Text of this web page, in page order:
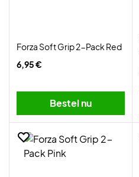
Forza Soft Grip 2-Pack Red
6,95 €
Bestel nu